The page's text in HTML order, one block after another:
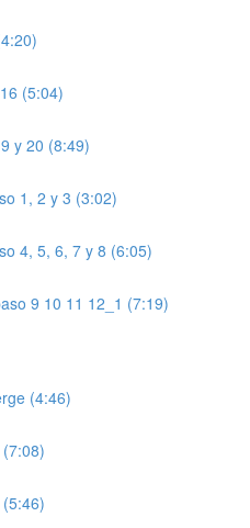
(5:04)
y 20 (8:49)
1, 2 y 3 (3:02)
4, 5, 6, 7 y 8 (6:05)
9 10 11 12_1 (7:19)
(4:46)